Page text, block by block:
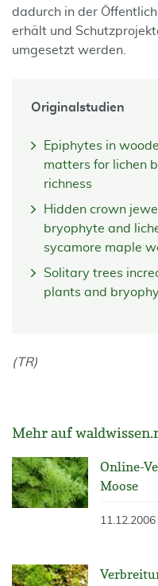
dadurch in der
erhält und
umgesetzt werden.
Originalstudien
Epiphytes in
matters for lichen
richness
Hidden crown
bryophyte and
sycamore maple
Solitary trees
plants and
(TR)
Mehr auf
Online-
Moose
11.12.2006